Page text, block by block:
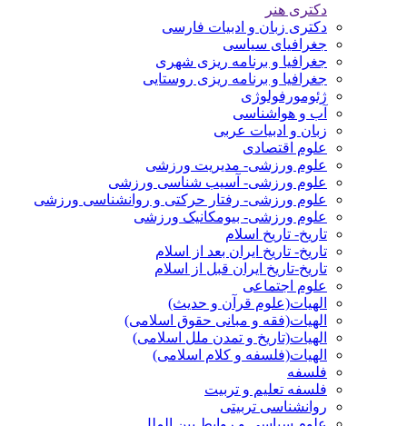
دکتری هنر
دکتری زبان و ادبیات فارسی
جغرافیای سیاسی
جغرافیا و برنامه ریزی شهری
جغرافیا و برنامه ریزی روستایی
ژئومورفولوژی
آب و هواشناسی
زبان و ادبیات عربی
علوم اقتصادی
علوم ورزشی- مدیریت ورزشی
علوم ورزشی- آسیب شناسی ورزشی
علوم ورزشی- رفتار حرکتی و روانشناسی ورزشی
علوم ورزشی- بیومکانیک ورزشی
تاریخ- تاریخ اسلام
تاریخ- تاریخ ایران بعد از اسلام
تاریخ-تاریخ ایران قبل از اسلام
علوم اجتماعی
الهیات(علوم قرآن و حدیث)
الهیات(فقه و مبانی حقوق اسلامی)
الهیات(تاریخ و تمدن ملل اسلامی)
الهیات(فلسفه و کلام اسلامی)
فلسفه
فلسفه تعلیم و تربیت
روانشناسی تربیتی